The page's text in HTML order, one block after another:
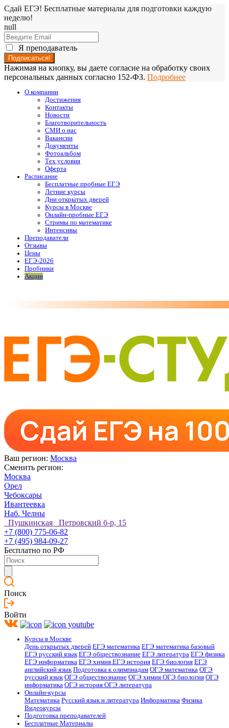
Сдай ЕГЭ! Бесплатные материалы для подготовки каждую
неделю!
null
Я преподаватель
Нажимая на кнопку, вы даете согласие на обработку своих
персональных данных согласно 152-ФЗ. Подробнее
О компании
Достижения
Контакты
Новости
Благотворительность
СМИ о нас
Вакансии
Документы
Фотоальбом
Тех условия
Оферта
Расписание
Бесплатные пробные ЕГЭ
Летние курсы
Дни открытых дверей
Курсы в Москве
Онлайн-пробные ЕГЭ
Стримы по математике
Интенсивы
Преподаватели
Отзывы
Цены
ЕГЭ-2026
Пробники
Акции
Ваш регион: Москва
Сменить регион:
Москва
Орел
Чебоксары
Ивантеевка
Наб. Челны
Пушкинская Петровский б-р, 15
+7 (800) 775-06-82
+7 (495) 984-09-27
Бесплатно по РФ
Поиск
Войти
Курсы в Москве
День открытых дверей ЕГЭ математика ЕГЭ математика базовый
ЕГЭ русский язык ЕГЭ обществознание ЕГЭ литература ЕГЭ физика
ЕГЭ информатика ЕГЭ химия ЕГЭ история ЕГЭ биология ЕГЭ
английский язык Подготовка к олимпиадам ОГЭ математика ОГЭ
русский язык ОГЭ обществознание ОГЭ химия ОГЭ биология ОГЭ
информатика ОГЭ история ОГЭ литература
Онлайн-курсы
Математика Русский язык и литература Информатика Физика
Видеокурсы
Подготовка преподавателей
Бесплатные Материалы